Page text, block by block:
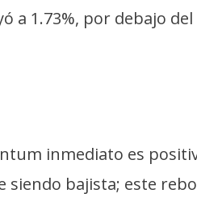
a 1.73%, por debajo del
inmediato es
siendo bajista; este